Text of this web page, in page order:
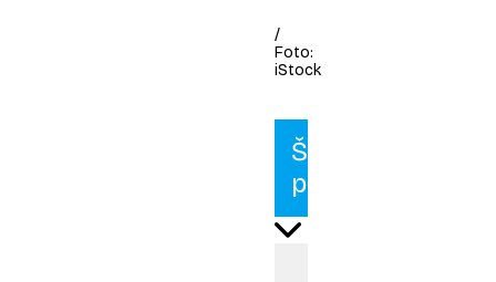
/
Foto:
iStock
Špageti
puttanesca